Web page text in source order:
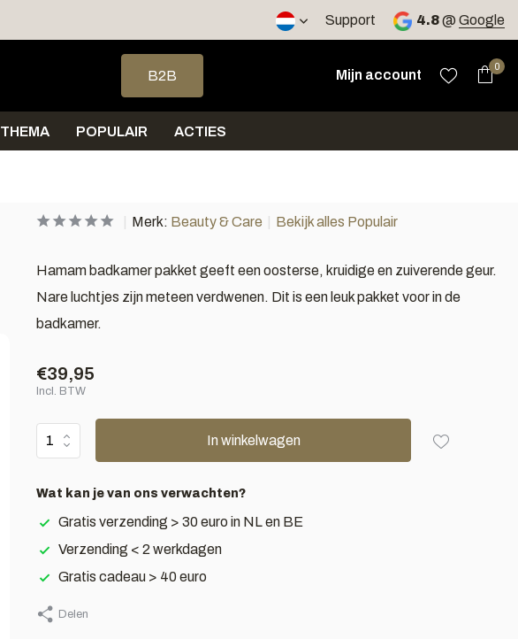
Support 4.8@ Google
Gebruik de pijltjes op en neer om een beschikbaar resultaat te selecteren. Druk
B2B
Mijn account
0
THEMA POPULAIR ACTIES
Merk: Beauty & Care Bekijk alles Populair
Hamam badkamer pakket geeft een oosterse, kruidige en zuiverende geur.
Nare luchtjes zijn meteen verdwenen. Dit is een leuk pakket voor in de
badkamer.
€39,95
Incl. BTW
In winkelwagen
Wat kan je van ons verwachten?
Gratis verzending > 30 euro in NL en BE
Verzending < 2 werkdagen
Gratis cadeau > 40 euro
Delen